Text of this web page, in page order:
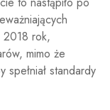
2018 rok,
mimo że
standardy